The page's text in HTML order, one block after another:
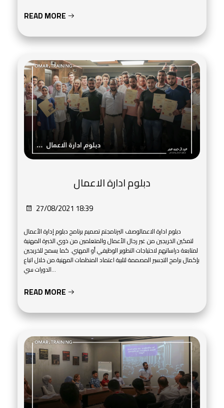
READ MORE
دبلوم ادارة الاعمال
27/08/2021 18:39
دبلوم ادارة الاعمالوصف البرنامجتم تصميم برنامج دبلوم إدارة الأعمال
لتمكين الخريجين من غير رجال الأعمال والمتعلمين من ذوي الخبرة المهنية
لمتابعة دراساتهم لاحتياجات التطوير الوظيفي أو المهني. كما يسمح للخريجين
بإكمال برامج التجسير المصممة لتلبية اعتماد المنظمات المهنية.من خلال اتباع
الدورات سي...
READ MORE